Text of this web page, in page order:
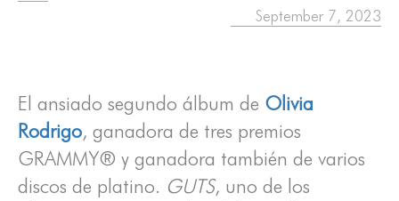
September 7, 2023
El ansiado segundo álbum de Olivia
Rodrigo, ganadora de tres premios
GRAMMY® y ganadora también de varios
discos de platino. GUTS, uno de los